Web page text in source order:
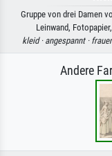
Gruppe von drei Damen
Leinwand,
kleid · angespannt ·
Andere